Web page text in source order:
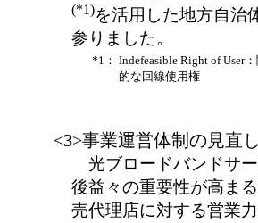
(*1)を活用した地方自治
参りました。
*1： Indefeasible Right of User
的な回線使用権
<3>事業運営体制の見直し
光ブロードバンドサ
後益々の重要性が高ま
売代理店に対する営業